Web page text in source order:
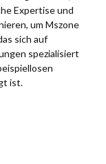
Expertise und
um Mszone
sich auf
spezialisiert
ist.